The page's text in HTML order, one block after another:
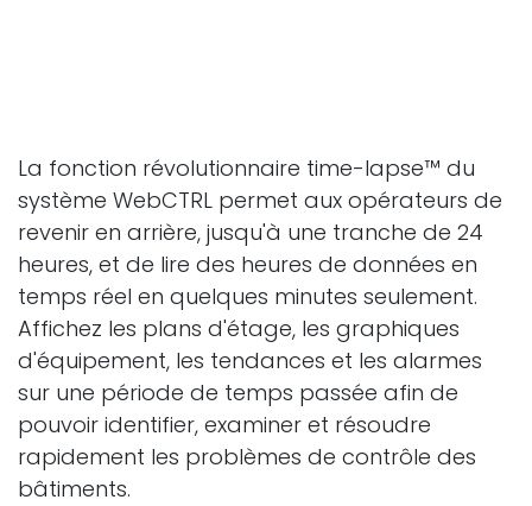
La fonction révolutionnaire time-lapse™ du
système WebCTRL permet aux opérateurs de
revenir en arrière, jusqu'à une tranche de 24
heures, et de lire des heures de données en
temps réel en quelques minutes seulement.
Affichez les plans d'étage, les graphiques
d'équipement, les tendances et les alarmes
sur une période de temps passée afin de
pouvoir identifier, examiner et résoudre
rapidement les problèmes de contrôle des
bâtiments.